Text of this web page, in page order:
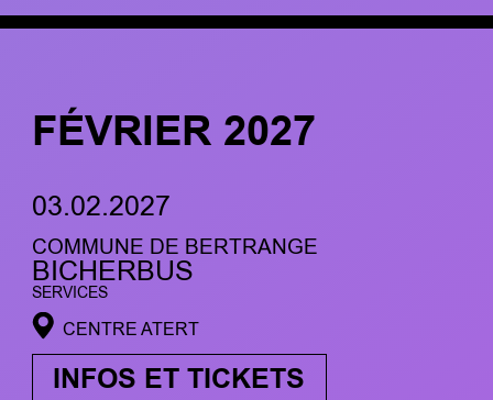
FÉVRIER 2027
03.02.2027
COMMUNE DE BERTRANGE
BICHERBUS
SERVICES
CENTRE ATERT
INFOS ET TICKETS